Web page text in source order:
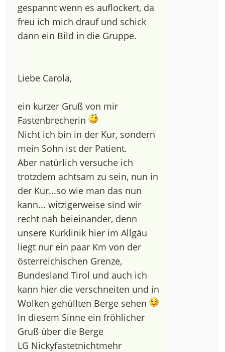
gespannt wenn es auflockert, da
freu ich mich drauf und schick
dann ein Bild in die Gruppe.
Liebe Carola,
ein kurzer Gruß von mir
Fastenbrecherin
Nicht ich bin in der Kur, sondern
mein Sohn ist der Patient.
Aber natürlich versuche ich
trotzdem achtsam zu sein, nun in
der Kur...so wie man das nun
kann... witzigerweise sind wir
recht nah beieinander, denn
unsere Kurklinik hier im Allgäu
liegt nur ein paar Km von der
österreichischen Grenze,
Bundesland Tirol und auch ich
kann hier die verschneiten und in
Wolken gehüllten Berge sehen
In diesem Sinne ein fröhlicher
Gruß über die Berge
LG Nickyfastetnichtmehr